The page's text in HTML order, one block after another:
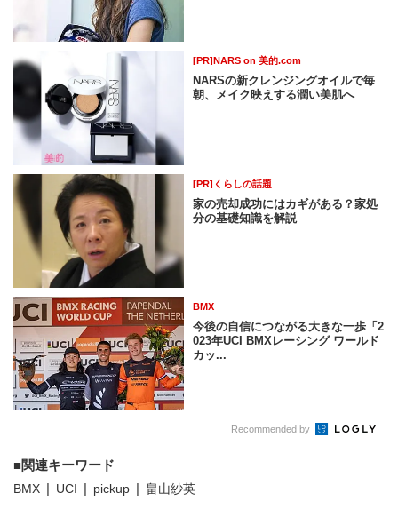
[PR]NARS on 美的.com
NARSの新クレンジングオイルで毎
朝、メイク映えする潤い美肌へ
[PR]くらしの話題
家の売却成功にはカギがある？家処
分の基礎知識を解説
BMX
今後の自信につながる大きな一歩「2
023年UCI BMXレーシング ワールド
カッ...
Recommended by
関連キーワード
BMX UCI pickup 畠山紗英